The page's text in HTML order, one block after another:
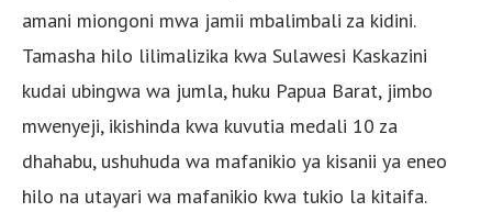
amani miongoni mwa jamii mbalimbali za kidini.
Tamasha hilo lilimalizika kwa Sulawesi Kaskazini
kudai ubingwa wa jumla, huku Papua Barat, jimbo
mwenyeji, ikishinda kwa kuvutia medali 10 za
dhahabu, ushuhuda wa mafanikio ya kisanii ya eneo
hilo na utayari wa mafanikio kwa tukio la kitaifa.